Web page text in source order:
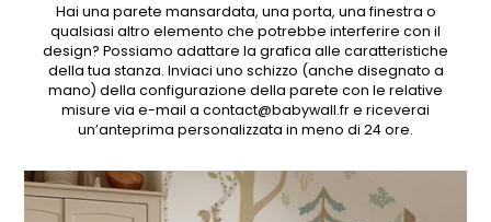
Hai una parete mansardata, una porta, una finestra o
qualsiasi altro elemento che potrebbe interferire con il
design? Possiamo adattare la grafica alle caratteristiche
della tua stanza. Inviaci uno schizzo (anche disegnato a
mano) della configurazione della parete con le relative
misure via e-mail a contact@babywall.fr e riceverai
un’anteprima personalizzata in meno di 24 ore.